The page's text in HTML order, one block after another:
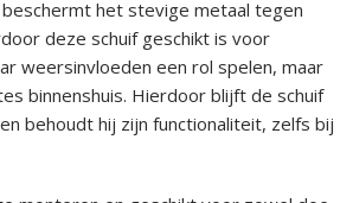
het stevige metaal tegen
deze schuif geschikt is voor
weersinvloeden een rol spelen, maar
binnenshuis. Hierdoor blijft de schuif
behoudt hij zijn functionaliteit, zelfs bij